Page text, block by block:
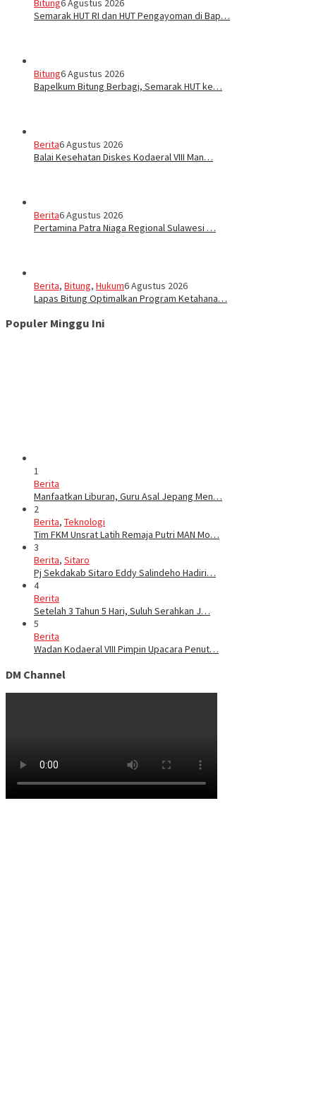
Semarak HUT RI dan HUT Pengayoman di Bap…
Bitung6 Agustus 2026
‎Bapelkum Bitung Berbagi, Semarak HUT ke…
Berita6 Agustus 2026
Balai Kesehatan Diskes Kodaeral VIII Man…
Berita6 Agustus 2026
Pertamina Patra Niaga Regional Sulawesi …
Berita, Bitung, Hukum6 Agustus 2026
Lapas Bitung Optimalkan Program Ketahana…
Populer Minggu Ini
1
Berita
Manfaatkan Liburan, Guru Asal Jepang Men…
2
Berita, Teknologi
Tim FKM Unsrat Latih Remaja Putri MAN Mo…
3
Berita, Sitaro
Pj Sekdakab Sitaro Eddy Salindeho Hadiri…
4
Berita
Setelah 3 Tahun 5 Hari, Suluh Serahkan J…
5
Berita
Wadan Kodaeral VIII Pimpin Upacara Penut…
DM Channel